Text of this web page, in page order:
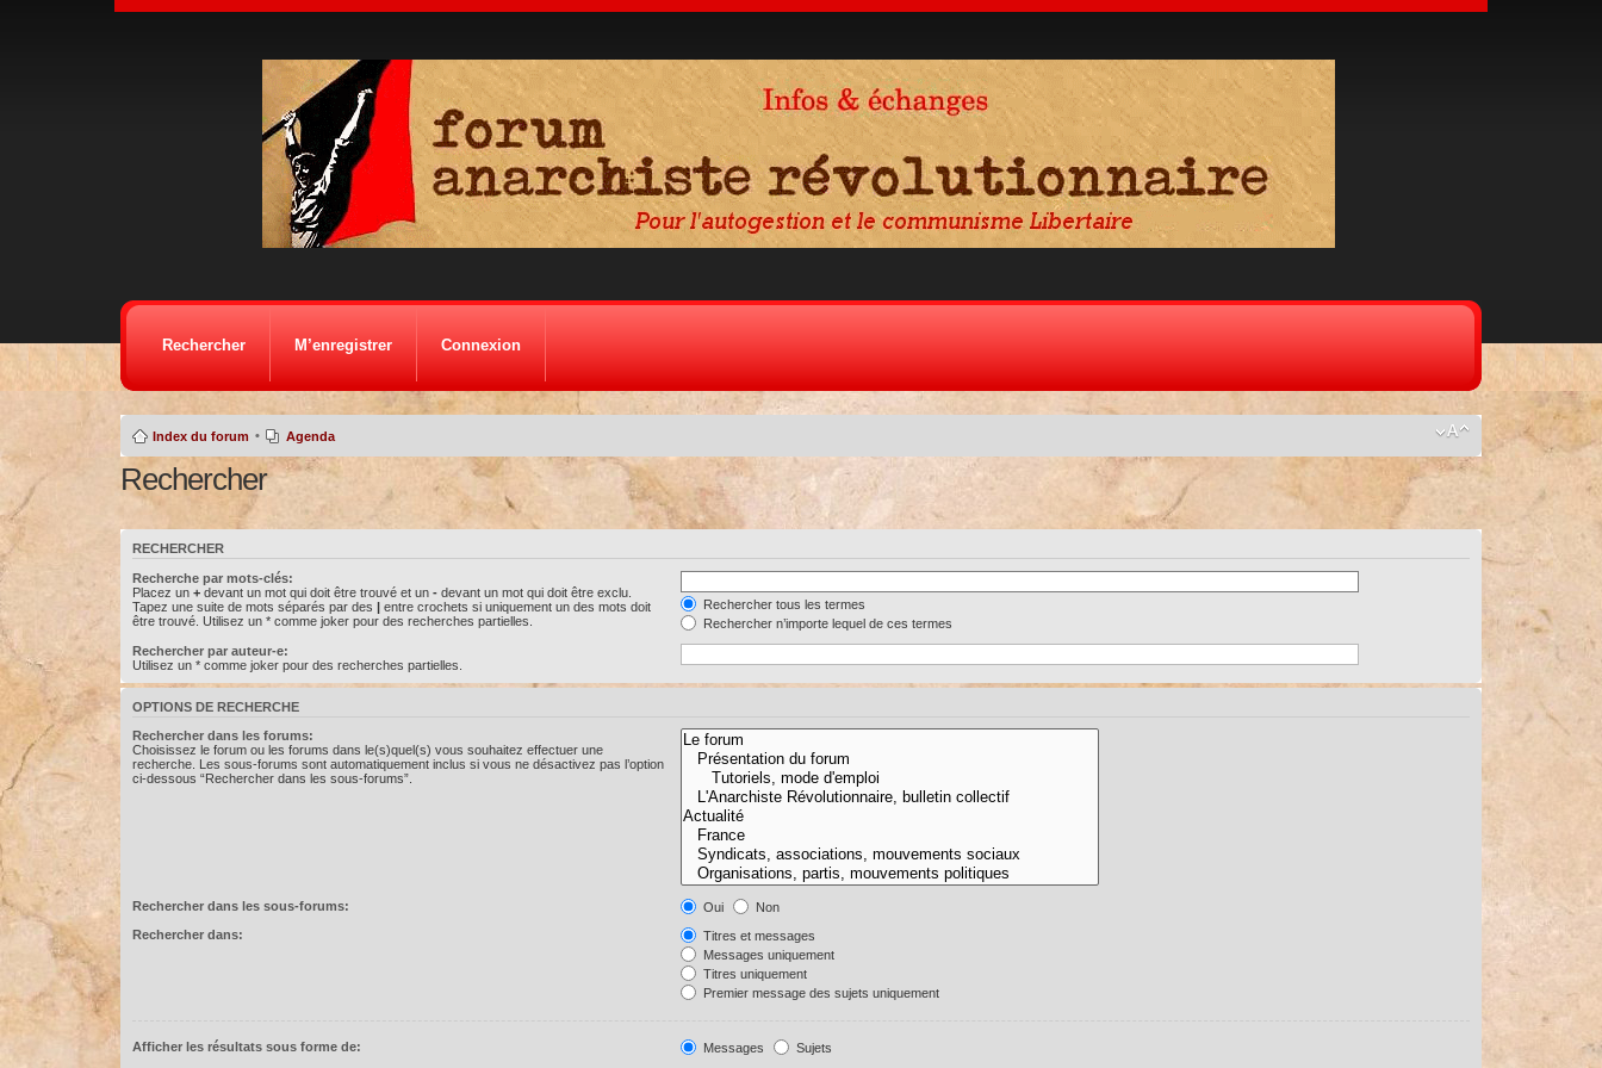
Rechercher M’enregistrer Connexion
Index du forum • Agenda
Rechercher
RECHERCHER
Recherche par mots-clés:
Placez un +devant un mot qui doit être trouvé et un -devant un mot qui doit être exclu.
Tapez une suite de mots séparés par des |entre crochets si uniquement un des mots doit
être trouvé. Utilisez un * comme joker pour des recherches partielles.
Rechercher tous les termes
Rechercher n’importe lequel de ces termes
Rechercher par auteur-e:
Utilisez un * comme joker pour des recherches partielles.
OPTIONS DE RECHERCHE
Rechercher dans les forums:
Choisissez le forum ou les forums dans le(s)quel(s) vous souhaitez effectuer une
recherche. Les sous-forums sont automatiquement inclus si vous ne désactivez pas l’option
ci-dessous “Rechercher dans les sous-forums”.
Rechercher dans les sous-forums: Oui
Non
Rechercher dans:
Titres et messages
Messages uniquement
Titres uniquement
Premier message des sujets uniquement
Afficher les résultats sous forme de: Messages Sujets